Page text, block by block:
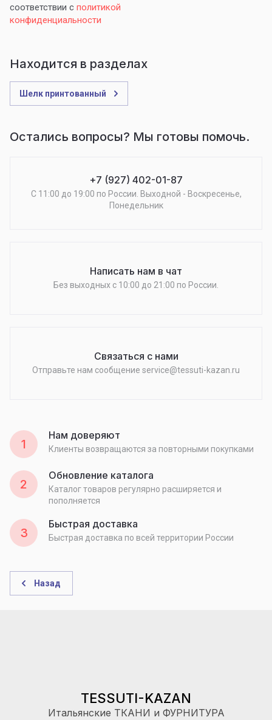
соответствии с политикой
конфиденциальности
Находится в разделах
Шелк принтованный
Остались вопросы? Мы готовы помочь.
+7 (927) 402-01-87
С 11:00 до 19:00 по России. Выходной - Воскресенье,
Понедельник
Написать нам в чат
Без выходных c 10:00 до 21:00 по России.
Связаться с нами
Отправьте нам сообщение service@tessuti-kazan.ru
1
Нам доверяют
Клиенты возвращаются за повторными покупками
2
Обновление каталога
Каталог товаров регулярно расширяется и
пополняется
3
Быстрая доставка
Быстрая доставка по всей территории России
Назад
TESSUTI-KAZAN
Итальянские ТКАНИ и ФУРНИТУРА